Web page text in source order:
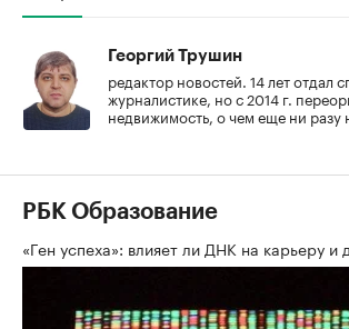
Георгий Трушин
редактор новостей. 14 лет отдал
журналистике, но с 2014 г.
недвижимость, о чем еще ни разу
РБК Образование
«Ген успеха»: влияет ли ДНК на карьеру и